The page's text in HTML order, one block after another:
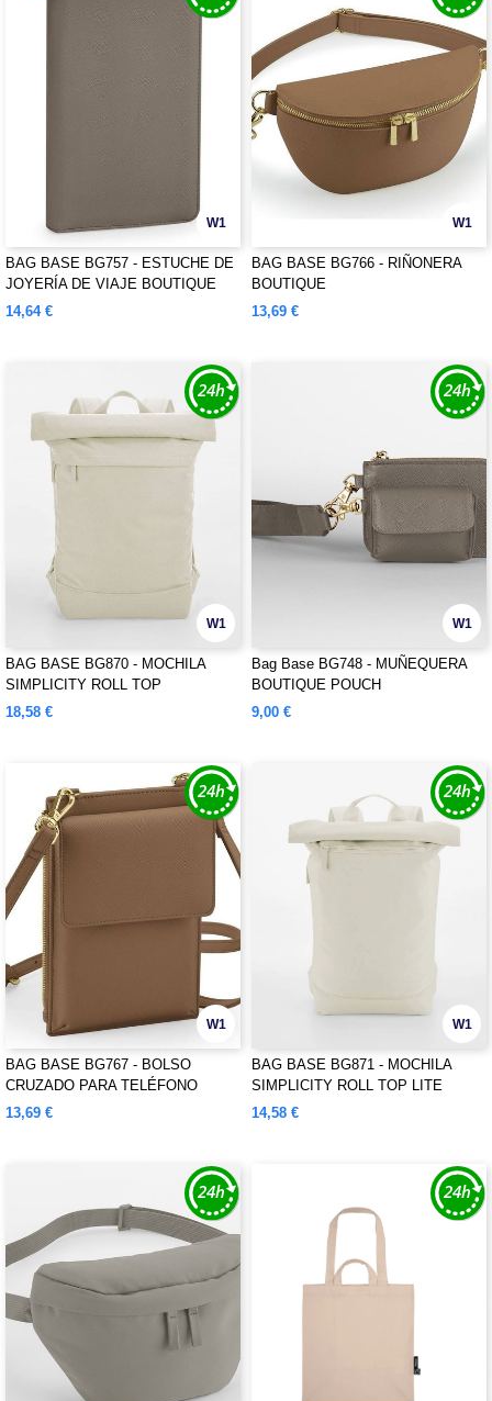
W1
BAG BASE BG757 - ESTUCHE DE
JOYERÍA DE VIAJE BOUTIQUE
14,64 €
W1
BAG BASE BG766 - RIÑONERA
BOUTIQUE
13,69 €
W1
BAG BASE BG870 - MOCHILA
SIMPLICITY ROLL TOP
18,58 €
W1
Bag Base BG748 - MUÑEQUERA
BOUTIQUE POUCH
9,00 €
W1
BAG BASE BG767 - BOLSO
CRUZADO PARA TELÉFONO
BOUTIQUE
13,69 €
W1
BAG BASE BG871 - MOCHILA
SIMPLICITY ROLL TOP LITE
14,58 €